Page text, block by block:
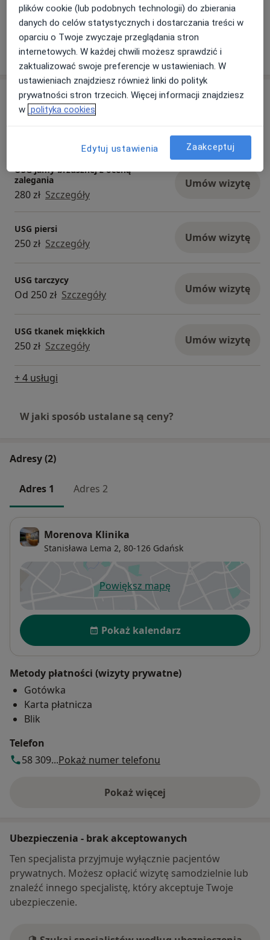
Usługi i ceny
USG jamy brzusznej z oceną
zalegania
280 zł Szczegóły
Umów wizytę
USG piersi
250 zł Szczegóły Umów wizytę
USG tarczycy
Od 250 zł Szczegóły Umów wizytę
USG tkanek miękkich
250 zł Szczegóły Umów wizytę
+ 4 usługi
W jaki sposób ustalane są ceny?
Adresy (2)
Adres 1 Adres 2
Morenova Klinika
Stanisława Lema 2, 80-126 Gdańsk
Powiększ mapęotwiera się w nowej karcie
Dostępność
Pokaż kalendarz
Metody płatności (wizyty prywatne)
Gotówka
Karta płatnicza
Blik
Telefon
58 309...Pokaż numer telefonu
Pokaż więcej
o adresie
Ubezpieczenia - brak akceptowanych
Ten specjalista przyjmuje wyłącznie pacjentów
prywatnych. Możesz opłacić wizytę samodzielnie lub
znaleźć innego specjalistę, który akceptuje Twoje
ubezpieczenie.
plików cookie (lub podobnych technologii) do zbierania
danych do celów statystycznych i dostarczania treści w
oparciu o Twoje zwyczaje przeglądania stron
internetowych. W każdej chwili możesz sprawdzić i
zaktualizować swoje preferencje w ustawieniach. W
ustawieniach znajdziesz również linki do polityk
prywatności stron trzecich. Więcej informacji znajdziesz
w polityka cookies
Edytuj ustawienia Zaakceptuj